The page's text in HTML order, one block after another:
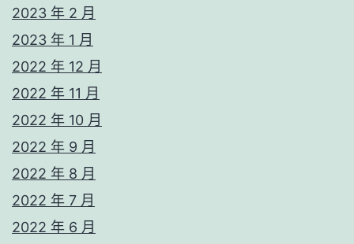
2023 年 2 月
2023 年 1 月
2022 年 12 月
2022 年 11 月
2022 年 10 月
2022 年 9 月
2022 年 8 月
2022 年 7 月
2022 年 6 月